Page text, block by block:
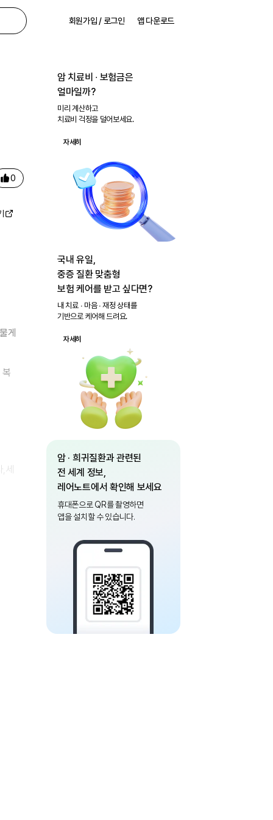
회원가입 / 로그인 앱 다운로드
0
게
복
암 치료비 ∙ 보험금은
얼마일까?
미리 계산하고
치료비 걱정을 덜어보세요.
자세히
국내 유일,
중증 질환 맞춤형
보험 케어를 받고 싶다면?
내 치료 ∙ 마음 ∙ 재정 상태를
기반으로 케어해 드려요.
자세히
암 · 희귀질환과 관련된
전 세계 정보,
레어노트에서 확인해 보세요
휴대폰으로 QR를 촬영하면
앱을 설치할 수 있습니다.